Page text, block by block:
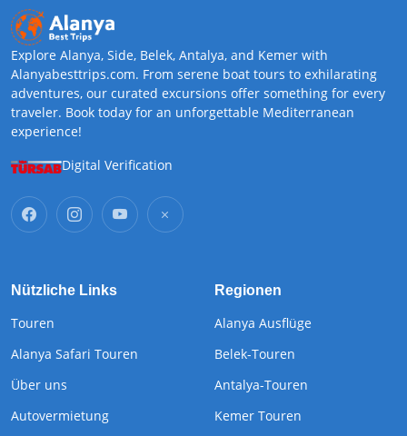
Explore Alanya, Side, Belek, Antalya, and Kemer with
Alanyabesttrips.com. From serene boat tours to exhilarating
adventures, our curated excursions offer something for every
traveler. Book today for an unforgettable Mediterranean
experience!
Digital Verification
Nützliche Links
Touren
Alanya Safari Touren
Über uns
Autovermietung
Regionen
Alanya Ausflüge
Belek-Touren
Antalya-Touren
Kemer Touren